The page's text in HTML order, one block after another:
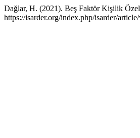
Dağlar, H. (2021). Beş Faktör Kişilik
https://isarder.org/index.php/isarder/